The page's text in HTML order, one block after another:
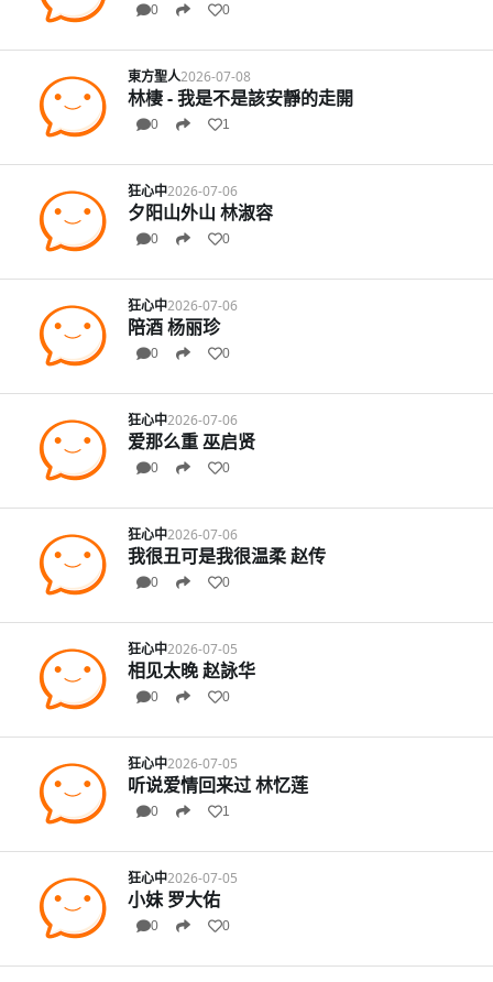
0 0
東方聖人2026-07-08
林棲 - 我是不是該安靜的走開
0 1
狂心中2026-07-06
夕阳山外山 林淑容
0 0
狂心中2026-07-06
陪酒 杨丽珍
0 0
狂心中2026-07-06
爱那么重 巫启贤
0 0
狂心中2026-07-06
我很丑可是我很温柔 赵传
0 0
狂心中2026-07-05
相见太晚 赵詠华
0 0
狂心中2026-07-05
听说爱情回来过 林忆莲
0 1
狂心中2026-07-05
小妹 罗大佑
0 0